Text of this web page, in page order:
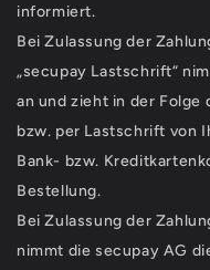
informiert.
Bei Zulassung der
„secupay Lastschrift“
an und zieht in der
bzw. per Lastschrift von
Bank- bzw.
Bestellung.
Bei Zulassung der
nimmt die secupay AG